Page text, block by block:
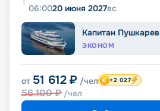
06:0020 июня 2027вс
Капитан Пушкарев
ЭКОНОМ
от 51 612 ₽ /чел
56 100₽ /чел
+2 027